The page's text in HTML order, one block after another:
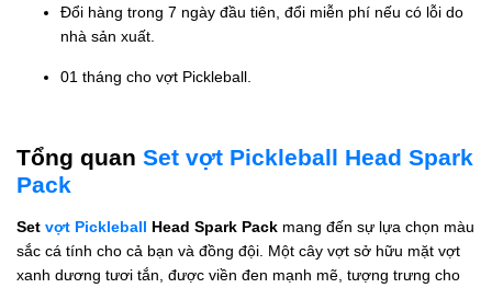
Đổi hàng trong 7 ngày đầu tiên, đổi miễn phí nếu có lỗi do
nhà sản xuất.
01 tháng cho vợt Pickleball.
Tổng quan Set vợt Pickleball Head Spark
Pack
Set vợt Pickleball Head Spark Pack mang đến sự lựa chọn màu
sắc cá tính cho cả bạn và đồng đội. Một cây vợt sở hữu mặt vợt
xanh dương tươi tắn, được viền đen mạnh mẽ, tượng trưng cho